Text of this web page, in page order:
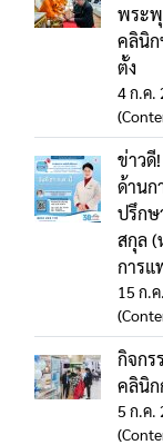
พระ
คลินิก
ตั้ง
4 ก.ค.
ข่าวดี
ด้านก
ปรึกษ
สกุล (
การแ
15 ก.
กิจกร
คลินิก
5 ก.ค.